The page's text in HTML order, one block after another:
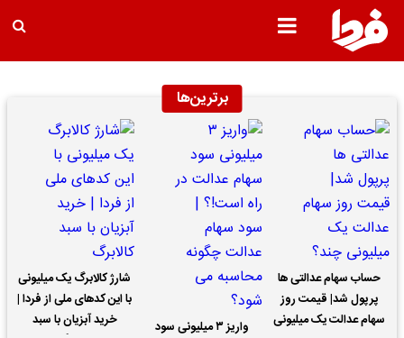
برترین‌ها
حساب سهام عدالتی ها
پرپول شد| قیمت روز
سهام عدالت یک میلیونی
واریز ۳ میلیونی سود
شارژ کالابرگ یک میلیونی
با این کدهای ملی از فردا |
خرید آبزیان با سبد